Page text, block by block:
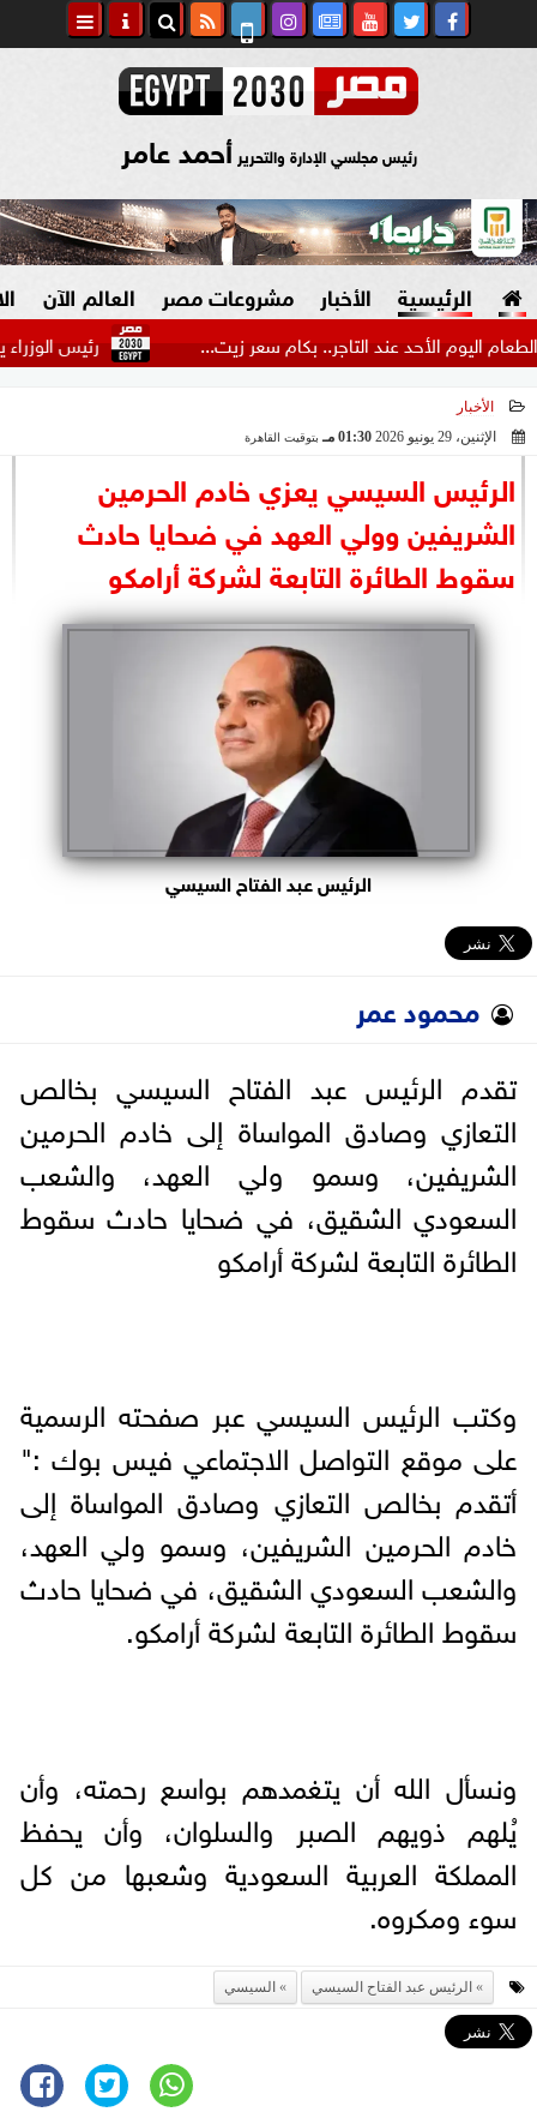
رئيس مجلسي الإدارة والتحرير أحمد عامر
الرئيسية الأخبار
السياسة
الرئاسة
البرلمان
الوزارات
مشروعات مصر العالم الآن
رئيس الوزراء يتفقد الأحد عند التاجر.. بكام سعر زيت...
الأخبار
الإثنين، 29 يونيو 2026
01:30 مـ بتوقيت القاهرة
الرئيس السيسي يعزي خادم الحرمين
الشريفين وولي العهد في ضحايا حادث
سقوط الطائرة التابعة لشركة أرامكو
الرئيس عبد الفتاح السيسي
محمود عمر
تقدم الرئيس عبد الفتاح السيسي بخالص
التعازي وصادق المواساة إلى خادم الحرمين
الشريفين، وسمو ولي العهد، والشعب
السعودي الشقيق، في ضحايا حادث سقوط
الطائرة التابعة لشركة أرامكو
وكتب الرئيس السيسي عبر صفحته الرسمية
على موقع التواصل الاجتماعي فيس بوك :"
أتقدم بخالص التعازي وصادق المواساة إلى
خادم الحرمين الشريفين، وسمو ولي العهد،
والشعب السعودي الشقيق، في ضحايا حادث
سقوط الطائرة التابعة لشركة أرامكو.
ونسأل الله أن يتغمدهم بواسع رحمته، وأن
يُلهم ذويهم الصبر والسلوان، وأن يحفظ
المملكة العربية السعودية وشعبها من كل
سوء ومكروه.
الرئيس عبد الفتاح السيسي السيسي